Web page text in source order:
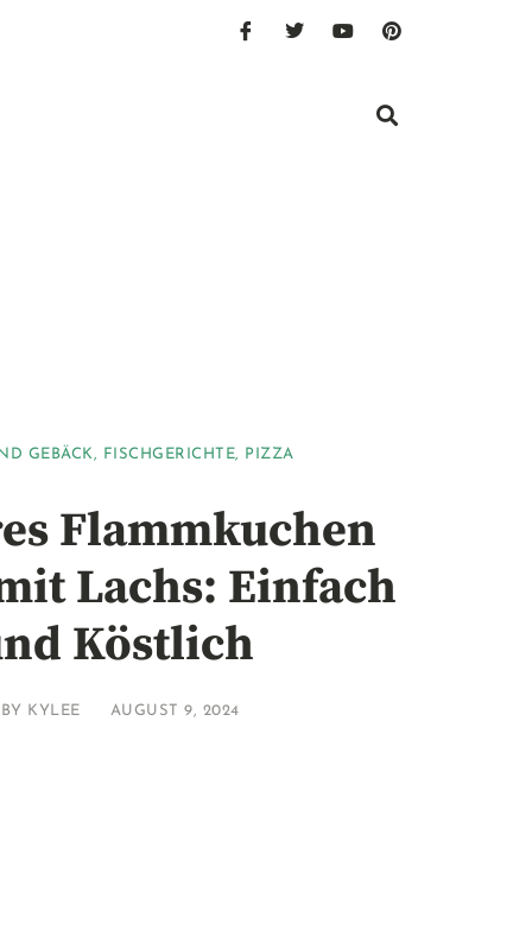
GEBÄCK, FISCHGERICHTE, PIZZA
Flammkuchen
Lachs: Einfach
Köstlich
BY KYLEE AUGUST 9, 2024